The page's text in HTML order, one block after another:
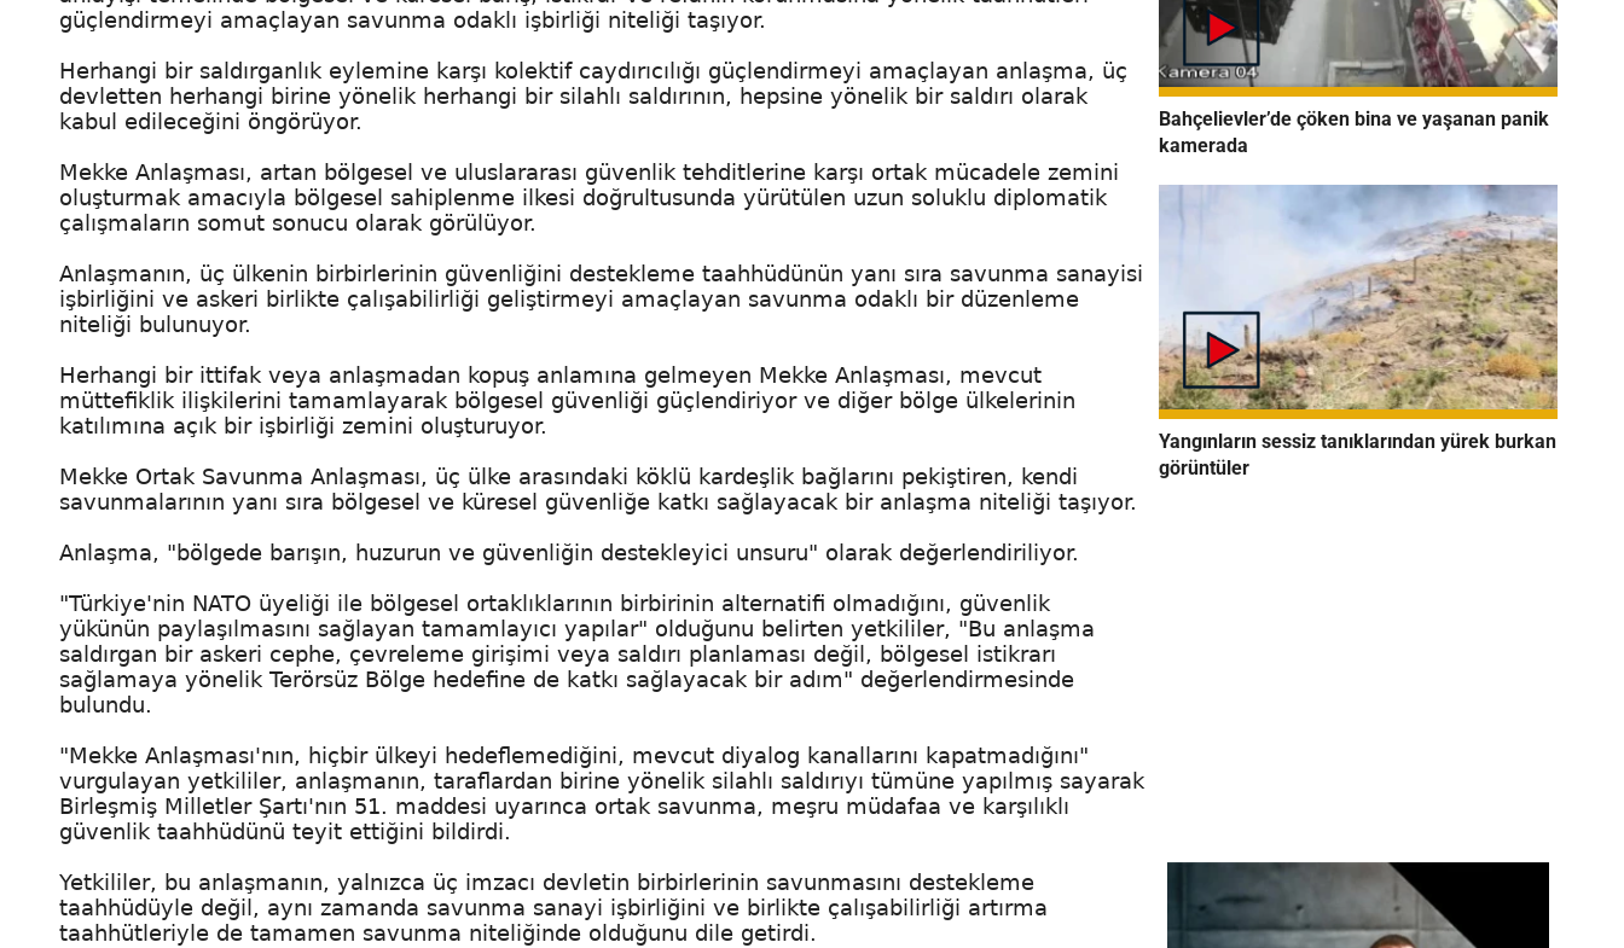
güçlendirmeyi amaçlayan savunma odaklı işbirliği niteliği taşıyor.
Herhangi bir saldırganlık eylemine karşı kolektif caydırıcılığı güçlendirmeyi amaçlayan anlaşma, üç
devletten herhangi birine yönelik herhangi bir silahlı saldırının, hepsine yönelik bir saldırı olarak
kabul edileceğini öngörüyor.
Mekke Anlaşması, artan bölgesel ve uluslararası güvenlik tehditlerine karşı ortak mücadele zemini
oluşturmak amacıyla bölgesel sahiplenme ilkesi doğrultusunda yürütülen uzun soluklu diplomatik
çalışmaların somut sonucu olarak görülüyor.
Anlaşmanın, üç ülkenin birbirlerinin güvenliğini destekleme taahhüdünün yanı sıra savunma sanayisi
işbirliğini ve askeri birlikte çalışabilirliği geliştirmeyi amaçlayan savunma odaklı bir düzenleme
niteliği bulunuyor.
Herhangi bir ittifak veya anlaşmadan kopuş anlamına gelmeyen Mekke Anlaşması, mevcut
müttefiklik ilişkilerini tamamlayarak bölgesel güvenliği güçlendiriyor ve diğer bölge ülkelerinin
katılımına açık bir işbirliği zemini oluşturuyor.
Mekke Ortak Savunma Anlaşması, üç ülke arasındaki köklü kardeşlik bağlarını pekiştiren, kendi
savunmalarının yanı sıra bölgesel ve küresel güvenliğe katkı sağlayacak bir anlaşma niteliği taşıyor.
Anlaşma, "bölgede barışın, huzurun ve güvenliğin destekleyici unsuru" olarak değerlendiriliyor.
"Türkiye'nin NATO üyeliği ile bölgesel ortaklıklarının birbirinin alternatifi olmadığını, güvenlik
yükünün paylaşılmasını sağlayan tamamlayıcı yapılar" olduğunu belirten yetkililer, "Bu anlaşma
saldırgan bir askeri cephe, çevreleme girişimi veya saldırı planlaması değil, bölgesel istikrarı
sağlamaya yönelik Terörsüz Bölge hedefine de katkı sağlayacak bir adım" değerlendirmesinde
bulundu.
"Mekke Anlaşması'nın, hiçbir ülkeyi hedeflemediğini, mevcut diyalog kanallarını kapatmadığını"
vurgulayan yetkililer, anlaşmanın, taraflardan birine yönelik silahlı saldırıyı tümüne yapılmış sayarak
Birleşmiş Milletler Şartı'nın 51. maddesi uyarınca ortak savunma, meşru müdafaa ve karşılıklı
güvenlik taahhüdünü teyit ettiğini bildirdi.
Yetkililer, bu anlaşmanın, yalnızca üç imzacı devletin birbirlerinin savunmasını destekleme
taahhüdüyle değil, aynı zamanda savunma sanayi işbirliğini ve birlikte çalışabilirliği artırma
taahhütleriyle de tamamen savunma niteliğinde olduğunu dile getirdi.
Bahçelievler’de çöken bina ve yaşanan panik
kamerada
Yangınların sessiz tanıklarından yürek burkan
görüntüler